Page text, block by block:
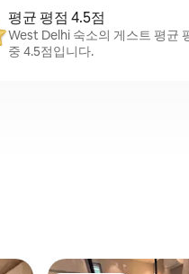
평균 평점 4.5점
West Delhi 숙소의 게스트 평균
중 4.5점입니다.